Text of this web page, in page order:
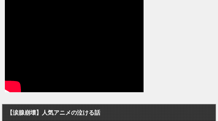
【涙腺崩壊】人気アニメの泣ける話